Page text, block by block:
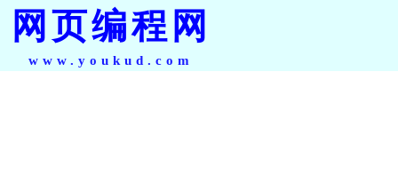
网页编程网
www.youkud.com